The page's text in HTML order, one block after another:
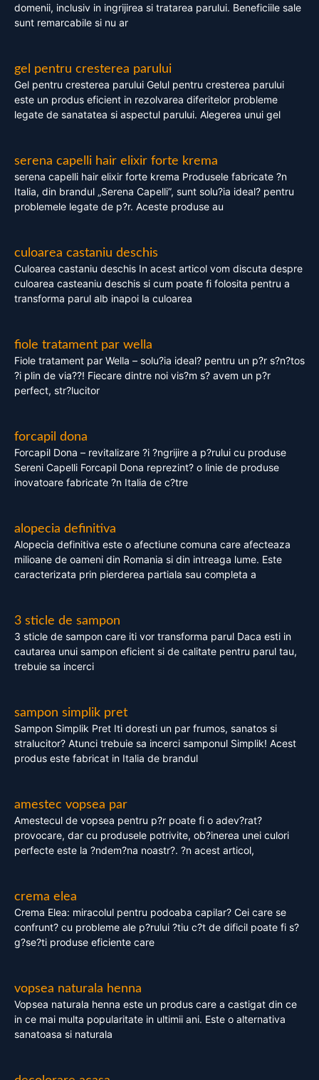
domenii, inclusiv in ingrijirea si tratarea parului. Beneficiile sale
sunt remarcabile si nu ar
gel pentru cresterea parului
Gel pentru cresterea parului Gelul pentru cresterea parului
este un produs eficient in rezolvarea diferitelor probleme
legate de sanatatea si aspectul parului. Alegerea unui gel
serena capelli hair elixir forte krema
serena capelli hair elixir forte krema Produsele fabricate ?n
Italia, din brandul „Serena Capelli”, sunt solu?ia ideal? pentru
problemele legate de p?r. Aceste produse au
culoarea castaniu deschis
Culoarea castaniu deschis In acest articol vom discuta despre
culoarea casteaniu deschis si cum poate fi folosita pentru a
transforma parul alb inapoi la culoarea
fiole tratament par wella
Fiole tratament par Wella – solu?ia ideal? pentru un p?r s?n?tos
?i plin de via??! Fiecare dintre noi vis?m s? avem un p?r
perfect, str?lucitor
forcapil dona
Forcapil Dona – revitalizare ?i ?ngrijire a p?rului cu produse
Sereni Capelli Forcapil Dona reprezint? o linie de produse
inovatoare fabricate ?n Italia de c?tre
alopecia definitiva
Alopecia definitiva este o afectiune comuna care afecteaza
milioane de oameni din Romania si din intreaga lume. Este
caracterizata prin pierderea partiala sau completa a
3 sticle de sampon
3 sticle de sampon care iti vor transforma parul Daca esti in
cautarea unui sampon eficient si de calitate pentru parul tau,
trebuie sa incerci
sampon simplik pret
Sampon Simplik Pret Iti doresti un par frumos, sanatos si
stralucitor? Atunci trebuie sa incerci samponul Simplik! Acest
produs este fabricat in Italia de brandul
amestec vopsea par
Amestecul de vopsea pentru p?r poate fi o adev?rat?
provocare, dar cu produsele potrivite, ob?inerea unei culori
perfecte este la ?ndem?na noastr?. ?n acest articol,
crema elea
Crema Elea: miracolul pentru podoaba capilar? Cei care se
confrunt? cu probleme ale p?rului ?tiu c?t de dificil poate fi s?
g?se?ti produse eficiente care
vopsea naturala henna
Vopsea naturala henna este un produs care a castigat din ce
in ce mai multa popularitate in ultimii ani. Este o alternativa
sanatoasa si naturala